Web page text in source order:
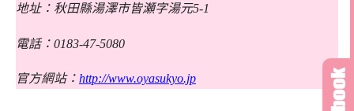
地址：秋田縣湯澤市皆瀬字湯元5-1
電話：0183-47-5080
官方網站： http://www.oyasukyo.jp